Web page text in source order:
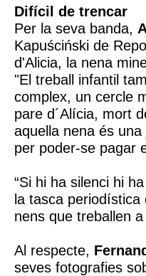
Difícil de trencar
Per la seva banda,
Kapuściński de
d'Alicia, la nena
"El treball infantil
complex, un cercle
pare d´Alícia, mort
aquella nena és
per poder-se pagar
“Si hi ha silenci hi
la tasca
nens que treballen
Al respecte,
seves fotografies